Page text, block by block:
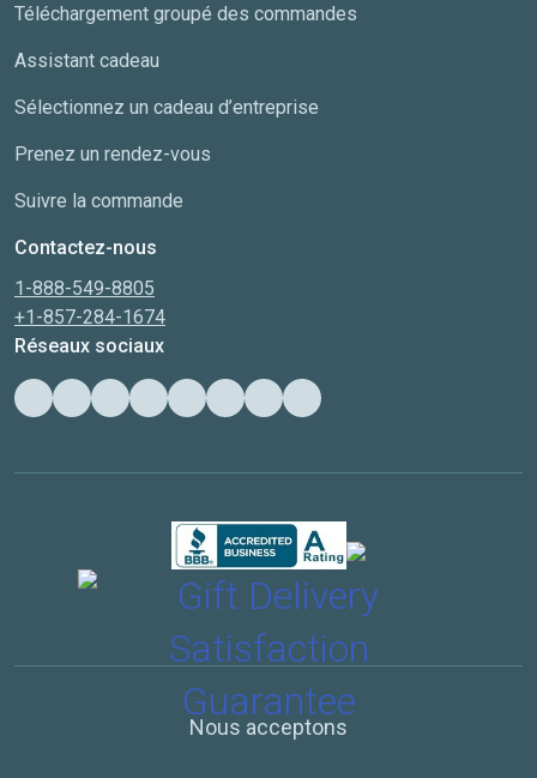
Téléchargement groupé des commandes
Assistant cadeau
Sélectionnez un cadeau d’entreprise
Prenez un rendez-vous
Suivre la commande
Contactez-nous
1-888-549-8805
+1-857-284-1674
Réseaux sociaux
Nous acceptons